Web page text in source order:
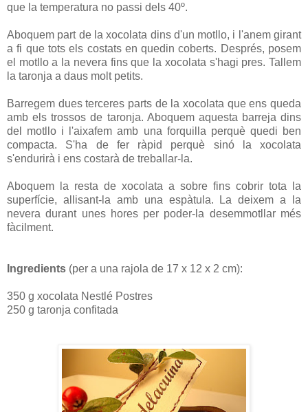
que la temperatura no passi dels 40º.
Aboquem part de la xocolata dins d'un motllo, i l'anem girant
a fi que tots els costats en quedin coberts. Després, posem
el motllo a la nevera fins que la xocolata s'hagi pres. Tallem
la taronja a daus molt petits.
Barregem dues terceres parts de la xocolata que ens queda
amb els trossos de taronja. Aboquem aquesta barreja dins
del motllo i l'aixafem amb una forquilla perquè quedi ben
compacta. S'ha de fer ràpid perquè sinó la xocolata
s'endurirà i ens costarà de treballar-la.
Aboquem la resta de xocolata a sobre fins cobrir tota la
superfície, allisant-la amb una espàtula. La deixem a la
nevera durant unes hores per poder-la desemmotllar més
fàcilment.
Ingredients (per a una rajola de 17 x 12 x 2 cm):
350 g xocolata Nestlé Postres
250 g taronja confitada